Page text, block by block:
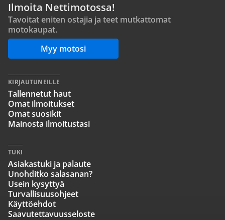
Ilmoita Nettimotossa!
Tavoitat eniten ostajia ja teet mutkattomat
motokaupat.
Myy motosi
KIRJAUTUNEILLE
Tallennetut haut
Omat ilmoitukset
Omat suosikit
Mainosta ilmoitustasi
TUKI
Asiakastuki ja palaute
Unohditko salasanan?
Usein kysyttyä
Turvallisuusohjeet
Käyttöehdot
Saavutettavuusseloste